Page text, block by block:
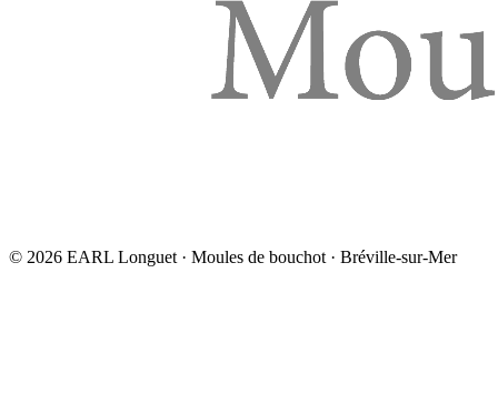
© 2026 EARL Longuet · Moules de bouchot · Bréville-sur-Mer